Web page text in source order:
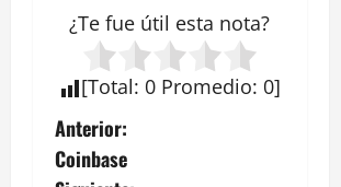
¿Te fue útil esta nota?
[Total: 0 Promedio: 0]
N
Anterior:
Coinbase